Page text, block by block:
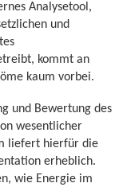
Analysetool,
und
kommt an
kaum vorbei.
und Bewertung des
wesentlicher
liefert hierfür die
erheblich.
wie Energie im